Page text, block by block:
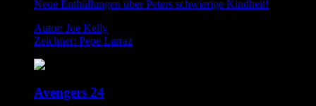
Neue Enthüllungen über Peters schwierige Kindheit!
Autor: Joe Kelly
Zeichner: Pepe Larraz
Avengers 24